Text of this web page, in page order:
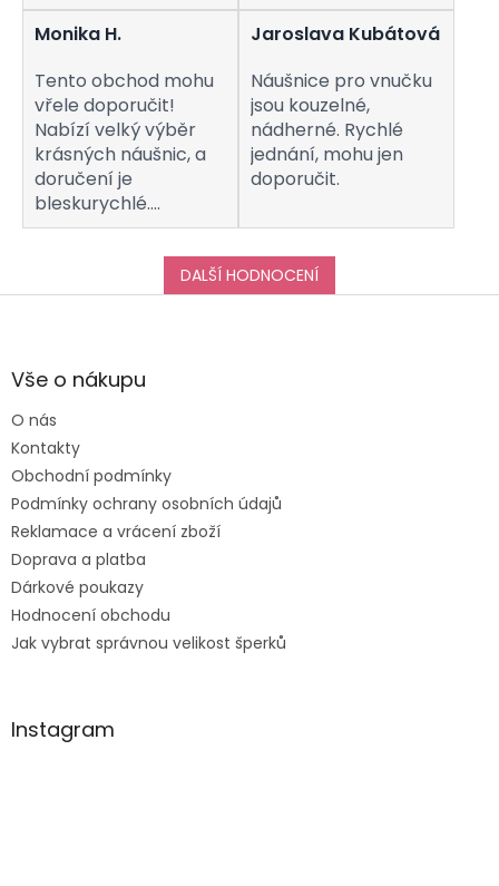
Monika H.
Tento obchod mohu
vřele doporučit!
Nabízí velký výběr
krásných náušnic, a
doručení je
bleskurychlé.
Komunikaci s
obchodem hodnotím
taktéž na jedničku!
Děkuji za vše, a určitě
Jaroslava Kubátová
Náušnice pro vnučku
jsou kouzelné,
nádherné. Rychlé
jednání, mohu jen
doporučit.
DALŠÍ HODNOCENÍ
Z
aVše o nákupu
O nás
Kontakty
Obchodní podmínky
Podmínky ochrany osobních údajů
Reklamace a vrácení zboží
Doprava a platba
Dárkové poukazy
Hodnocení obchodu
Jak vybrat správnou velikost šperků
Instagram